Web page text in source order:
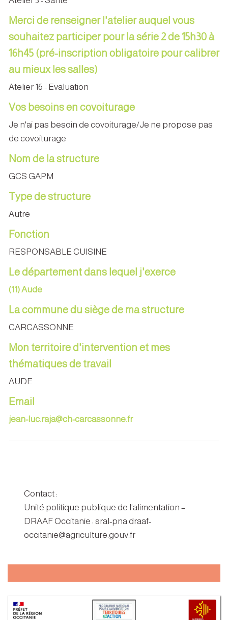
Merci de renseigner l'atelier auquel vous
souhaitez participer pour la série 2 de 15h30 à
16h45 (pré-inscription obligatoire pour calibrer
au mieux les salles)
Atelier 16 - Evaluation
Vos besoins en covoiturage
Je n'ai pas besoin de covoiturage/Je ne propose pas
de covoiturage
Nom de la structure
GCS GAPM
Type de structure
Autre
Fonction
RESPONSABLE CUISINE
Le département dans lequel j'exerce
(11) Aude
La commune du siège de ma structure
CARCASSONNE
Mon territoire d'intervention et mes
thématiques de travail
AUDE
Email
jean-luc.raja@ch-carcassonne.fr
Contact :
Unité politique publique de l’alimentation –
DRAAF Occitanie : sral-pna.draaf-
occitanie@agriculture.gouv.fr